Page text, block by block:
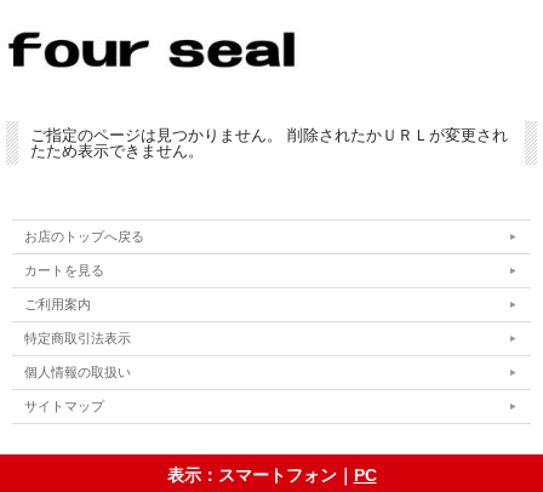
ご指定のページは見つかりません。 削除されたかＵＲＬが変更され
たため表示できません。
お店のトップへ戻る
カートを見る
ご利用案内
特定商取引法表示
個人情報の取扱い
サイトマップ
表示：スマートフォン｜ PC